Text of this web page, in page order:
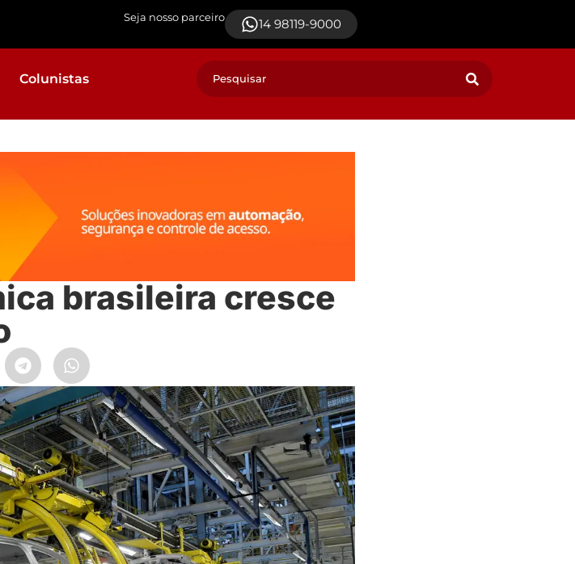
Seja nosso parceiro 14 98119-9000
Colunistas
brasileira cresce